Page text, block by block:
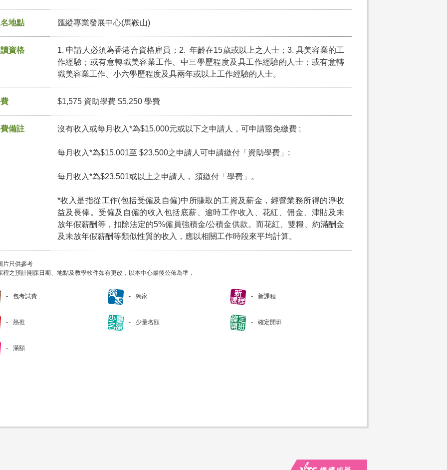
地點 匯縱專業發展中心(馬鞍山)
資格
1. 申請人必須為香港合資格雇員；2. 年齡在15歲或以上之人士；3. 具美容業的工
作經驗；或有意轉職美容業工作、中三學歷程度及具工作經驗的人士；或有意轉
職美容業工作、小六學歷程度及具兩年或以上工作經驗的人士。
$1,575 資助學費 $5,250 學費
備註 沒有收入或每月收入*為$15,000元或以下之申請人，可申請豁免繳費 ;
每月收入*為$15,001至 $23,500之申請人可申請繳付「資助學費」;
每月收入*為$23,501或以上之申請人， 須繳付「學費」。
*收入是指從工作(包括受僱及自僱)中所賺取的工資及薪金，經營業務所得的淨收
益及長俸。受僱及自僱的收入包括底薪、逾時工作收入、花紅、佣金、津貼及未
放年假薪酬等，扣除法定的5%僱員強積金/公積金供款。而花紅、雙糧、約滿酬金
及未放年假薪酬等類似性質的收入，應以相關工作時段來平均計算。
片只供參考
程之預計開課日期、地點及教學軟件如有更改，以本中心最後公佈為準．
包考試費 獨家 新課程
熱推 少量名額 確定開班
滿額